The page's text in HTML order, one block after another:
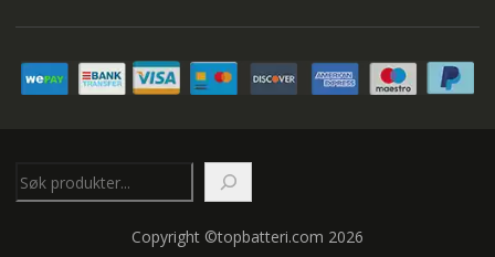
Copyright ©topbatteri.com 2026